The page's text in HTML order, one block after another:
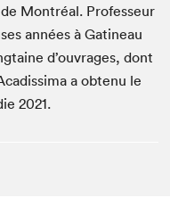
Montréal. Professeur
années à Gatineau
d’ouvrages, dont
a obtenu le
2021.